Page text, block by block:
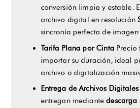
conversión limpia y estable.
archivo digital en resolución
sincronía perfecta de
Tarifa Plana por Cinta Precio
importar su duración, ideal
archivo o digitalización
Entrega de Archivos Digitales
entregan mediantedescarga